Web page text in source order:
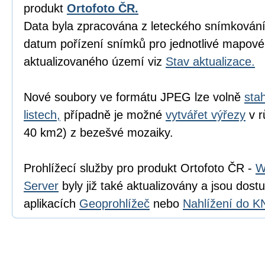
produkt Ortofoto ČR.
Data byla zpracována z leteckého
datum pořízení snímků pro jednotlivé
aktualizovaného území viz Stav aktualizace.
Nové soubory ve formátu JPEG lze volně
listech, případně je možné vytvářet výřezy v
40 km2) z bezešvé mozaiky.
Prohlížecí služby pro produkt Ortofoto ČR -
Server byly již také aktualizovány a jsou
aplikacích Geoprohlížeč nebo Nahlížení do